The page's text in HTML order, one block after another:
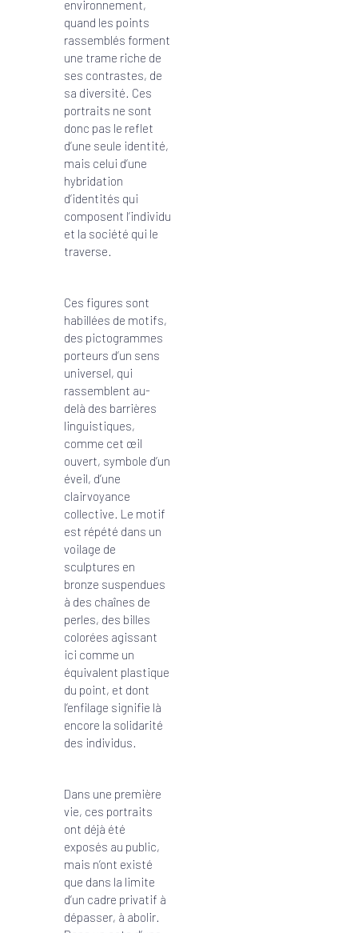
environnement,
quand les points
rassemblés forment
une trame riche de
ses contrastes, de
sa diversité. Ces
portraits ne sont
donc pas le reflet
d’une seule identité,
mais celui d’une
hybridation
d’identités qui
composent l’individu
et la société qui le
traverse.
Ces figures sont
habillées de motifs,
des pictogrammes
porteurs d’un sens
universel, qui
rassemblent au-
delà des barrières
linguistiques,
comme cet œil
ouvert, symbole d’un
éveil, d’une
clairvoyance
collective. Le motif
est répété dans un
voilage de
sculptures en
bronze suspendues
à des chaînes de
perles, des billes
colorées agissant
ici comme un
équivalent plastique
du point, et dont
l’enfilage signifie là
encore la solidarité
des individus.
Dans une première
vie, ces portraits
ont déjà été
exposés au public,
mais n’ont existé
que dans la limite
d’un cadre privatif à
dépasser, à abolir.